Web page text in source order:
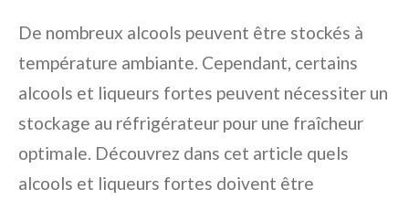
De nombreux alcools peuvent être stockés à
température ambiante. Cependant, certains
alcools et liqueurs fortes peuvent nécessiter un
stockage au réfrigérateur pour une fraîcheur
optimale. Découvrez dans cet article quels
alcools et liqueurs fortes doivent être